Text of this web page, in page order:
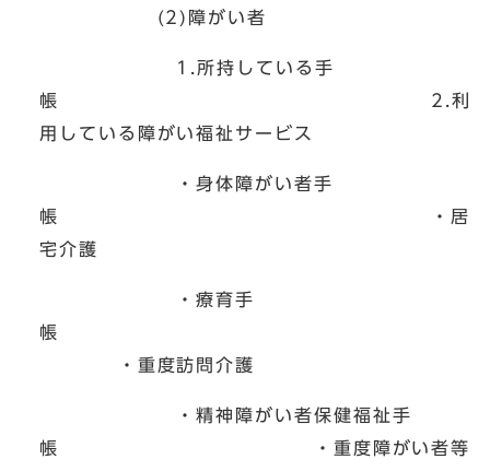
(2)障がい者
1.所持している手
帳 2.利
用している障がい福祉サービス
・身体障がい者手
帳 ・居
宅介護
・療育手
帳
・重度訪問介護
・精神障がい者保健福祉手
帳 ・重度障がい者等